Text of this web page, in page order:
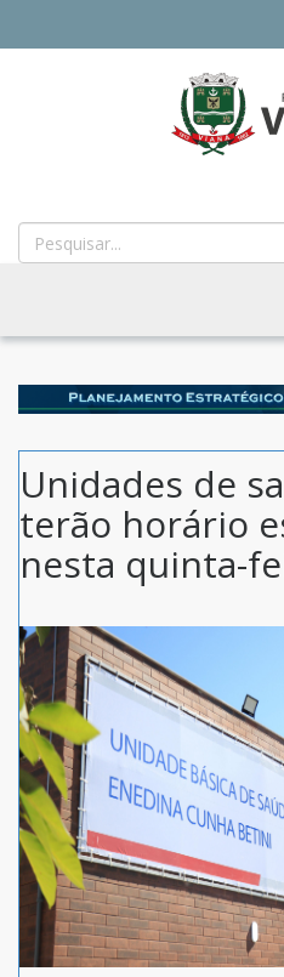
MUNICIPAL
DE
VIANA
ES
Unidades de
terão horário
nesta quinta-